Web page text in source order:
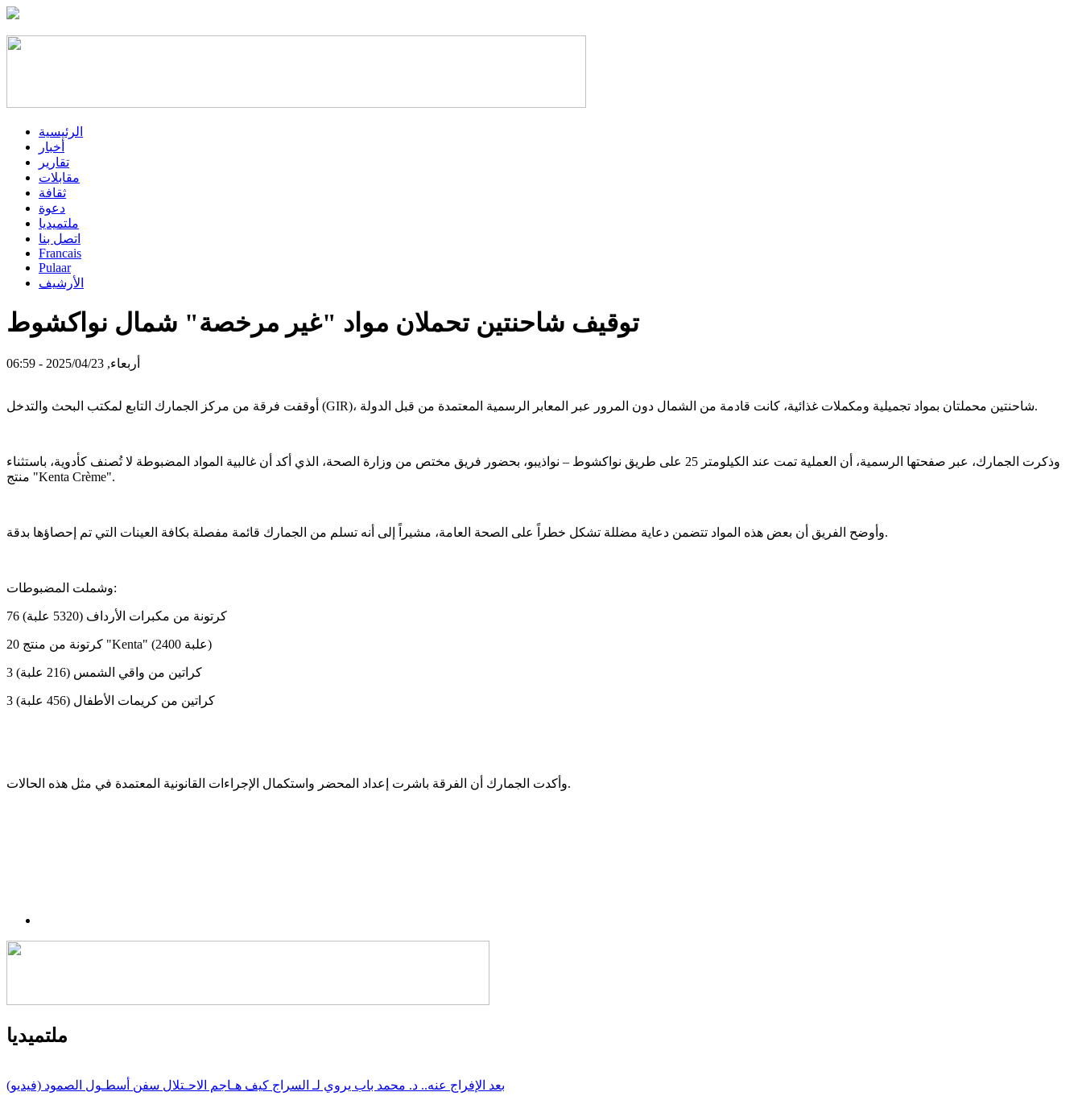
الرئيسية
أخبار
تقارير
مقابلات
ثقافة
دعوة
ملتميديا
اتصل بنا
Francais
Pulaar
الأرشيف
توقيف شاحنتين تحملان مواد "غير مرخصة" شمال نواكشوط
أربعاء, 2025/04/23 - 06:59
أوقفت فرقة من مركز الجمارك التابع لمكتب البحث والتدخل (GIR)، شاحنتين محملتان بمواد تجميلية ومكملات غذائية، كانت قادمة من الشمال دون المرور عبر المعابر الرسمية المعتمدة من قبل الدولة.
وذكرت الجمارك، عبر صفحتها الرسمية، أن العملية تمت عند الكيلومتر 25 على طريق نواكشوط – نواذيبو، بحضور فريق مختص من وزارة الصحة، الذي أكد أن غالبية المواد المضبوطة لا تُصنف كأدوية، باستثناء
منتج "Kenta Crème".
وأوضح الفريق أن بعض هذه المواد تتضمن دعاية مضللة تشكل خطراً على الصحة العامة، مشيراً إلى أنه تسلم من الجمارك قائمة مفصلة بكافة العينات التي تم إحصاؤها بدقة.
وشملت المضبوطات:
76 كرتونة من مكبرات الأرداف (5320 علبة)
20 كرتونة من منتج "Kenta" (2400 علبة)
3 كراتين من واقي الشمس (216 علبة)
3 كراتين من كريمات الأطفال (456 علبة)
وأكدت الجمارك أن الفرقة باشرت إعداد المحضر واستكمال الإجراءات القانونية المعتمدة في مثل هذه الحالات.
ملتميديا
بعد الإفراج عنه.. د. محمد باب يروي لـ السراج كيف هـاجم الاحـتلال سفن أسطـول الصمود (فيديو)